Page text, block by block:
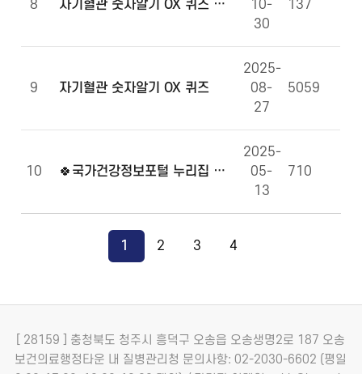
8 자기혈관 숫자알기 OX 퀴즈 당첨자 발표
10-
30
137
9 자기혈관 숫자알기 OX 퀴즈
2025-
08-
27
5059
10 🍀국가건강정보포털 누리집 만족도 조사에 참여해주세요!🍀
2025-
05-
13
710
1 2 3 4
[ 28159 ] 충청북도 청주시 흥덕구 오송읍 오송생명2로 187 오송
보건의료행정타운 내 질병관리청 문의사항: 02-2030-6602 (평일